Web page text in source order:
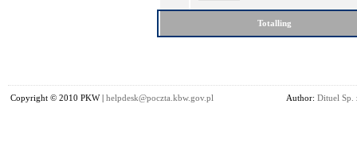
Totalling
Copyright © 2010 PKW | helpdesk@poczta.kbw.gov.pl Author: Dituel Sp.